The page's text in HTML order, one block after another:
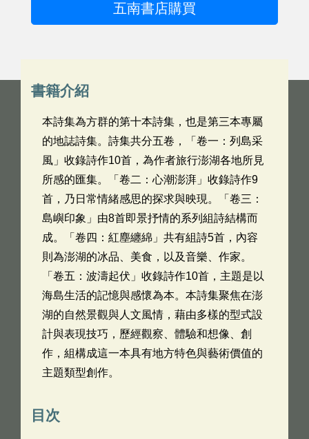
五南書店購買
書籍介紹
本詩集為方群的第十本詩集，也是第三本專屬
的地誌詩集。詩集共分五卷，「卷一：列島采
風」收錄詩作10首，為作者旅行澎湖各地所見
所感的匯集。「卷二：心潮澎湃」收錄詩作9
首，乃日常情緒感思的探求與映現。「卷三：
島嶼印象」由8首即景抒情的系列組詩結構而
成。「卷四：紅塵纏綿」共有組詩5首，內容
則為澎湖的冰品、美食，以及音樂、作家。
「卷五：波濤起伏」收錄詩作10首，主題是以
海島生活的記憶與感懷為本。本詩集聚焦在澎
湖的自然景觀與人文風情，藉由多樣的型式設
計與表現技巧，歷經觀察、體驗和想像、創
作，組構成這一本具有地方特色與藝術價值的
主題類型創作。
目次